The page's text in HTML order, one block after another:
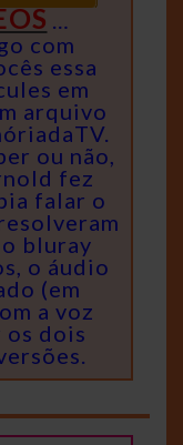
…
com
essa
em
arquivo
ou não,
fez
falar o
bluray
o áudio
(em
a voz
dois